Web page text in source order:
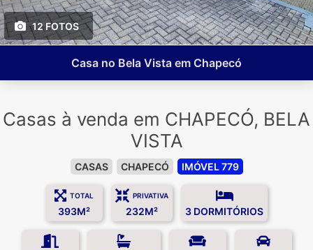
12 FOTOS
Casa no Bela Vista em Chapecó
Casas à venda em CHAPECÓ, BELA
VISTA
CASAS CHAPECÓ IMÓVEL 779
TOTAL
393M²
PRIVATIVA
232M² 3 DORMITÓRIOS